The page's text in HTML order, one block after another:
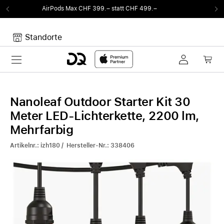
statt CHF 499.– Von Sound auf Fun.
Standorte
Toggle navigation
Nanoleaf Outdoor Starter Kit 30
Meter LED-Lichterkette, 2200 lm,
Mehrfarbig
Artikelnr.: izh180 / Hersteller-Nr.: 338406